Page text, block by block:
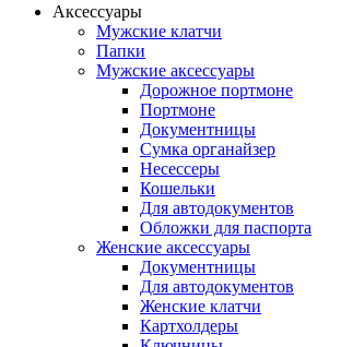
Аксессуары
Мужские клатчи
Папки
Мужские аксессуары
Дорожное портмоне
Портмоне
Документницы
Сумка органайзер
Несессеры
Кошельки
Для автодокументов
Обложки для паспорта
Женские аксессуары
Документницы
Для автодокументов
Женские клатчи
Картхолдеры